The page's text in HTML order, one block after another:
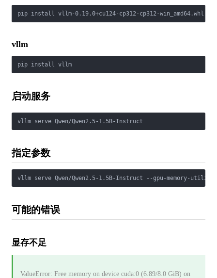
vllm
启动服务
指定参数
可能的错误
显存不足
ValueError: Free memory on device cuda:0 (6.89/8.0 GiB) on